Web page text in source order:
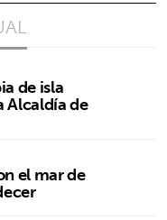
de isla
Alcaldía de
el mar de